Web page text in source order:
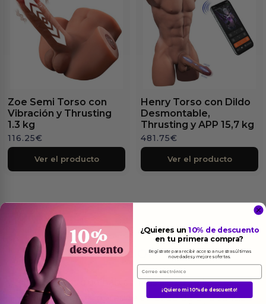
Zoe Semi Torso con
Vibración y Thrusting
1.3 kg
116.25€
Ver el producto
Henry Torso con Dildo
Desmontable,
Thrusting y APP 15,7 kg
481.75€
Ver el producto
Másinformacion
Hay silencios que hablan más alto que las
palabras, y en ellos reside el latido de una caricia
¿Quieres un10% de descuento
en tu primera compra?
Regístrate para recibir acceso a nuestras últimas
novedades y mejores ofertas.
Email
¡Quiero mi 10% de descuento!